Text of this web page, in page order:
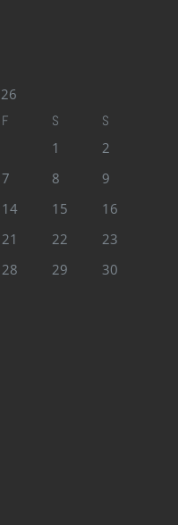
F S S
1
2
7 8
9
14 15
16
21 22
23
28 29
30